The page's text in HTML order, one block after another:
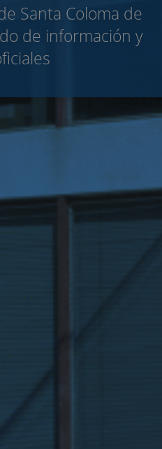
Santa Coloma de
de información y